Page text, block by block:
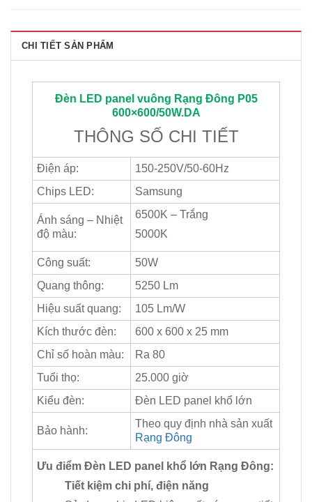
CHI TIẾT SẢN PHẨM
Đèn LED panel vuông Rạng Đông P05
600×600/50W.DA
THÔNG SỐ CHI TIẾT
Điện áp:
150-250V/50-60Hz
Chips LED:
Samsung
Ánh sáng – Nhiệt
độ màu:
6500K – Trắng
5000K
Công suất:
50W
Quang thông:
5250 Lm
Hiệu suất quang:
105 Lm/W
Kích thước đèn:
600 x 600 x 25 mm
Chỉ số hoàn màu:
Ra 80
Tuổi thọ:
25.000 giờ
Kiểu đèn:
Đèn LED panel khổ lớn
Bảo hành:
Theo quy định nhà sản xuất
Rạng Đông
Ưu điểm Đèn LED panel khổ lớn Rạng Đông:
Tiết kiệm chi phí, điện năng